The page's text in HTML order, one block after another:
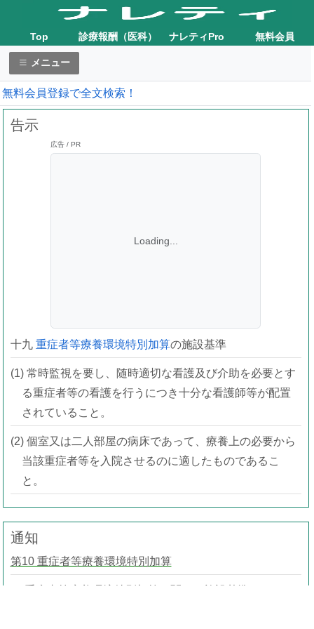
Top 診療報酬（医科） ナレティPro 無料会員
メニュー
無料会員登録で全文検索！
告示
広告 / PR
Loading...
十九 重症者等療養環境特別加算の施設基準
(1) 常時監視を要し、随時適切な看護及び介助を必要とす
る重症者等の看護を行うにつき十分な看護師等が配置
されていること。
(2) 個室又は二人部屋の病床であって、療養上の必要から
当該重症者等を入院させるのに適したものであるこ
と。
通知
第10 重症者等療養環境特別加算